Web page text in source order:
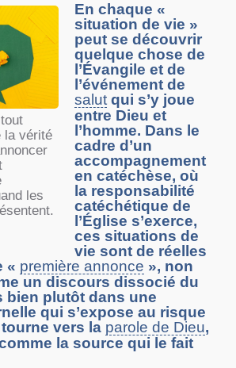
la vérité
les
En chaque «
situation de vie »
peut se découvrir
quelque chose de
l’Évangile et de
l’événement de
salut qui s’y joue
entre Dieu et
l’homme. Dans le
cadre d’un
accompagnement
en catéchèse, où
la responsabilité
catéchétique de
l’Église s’exerce,
ces situations de
vie sont de réelles
« première annonce », non
un discours dissocié du
bien plutôt dans une
qui s’expose au risque
tourne vers la parole de Dieu,
la source qui le fait